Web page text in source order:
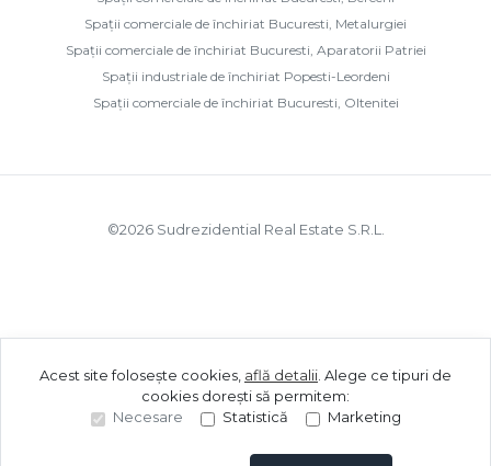
Spații comerciale de închiriat Bucuresti, Metalurgiei
Spații comerciale de închiriat Bucuresti, Aparatorii Patriei
Spații industriale de închiriat Popesti-Leordeni
Spații comerciale de închiriat Bucuresti, Oltenitei
©2026Sudrezidential Real Estate S.R.L.
Acest site folosește cookies, află detalii Alege ce tipuri de
cookies dorești să permitem:
Necesare
Statistică Marketing